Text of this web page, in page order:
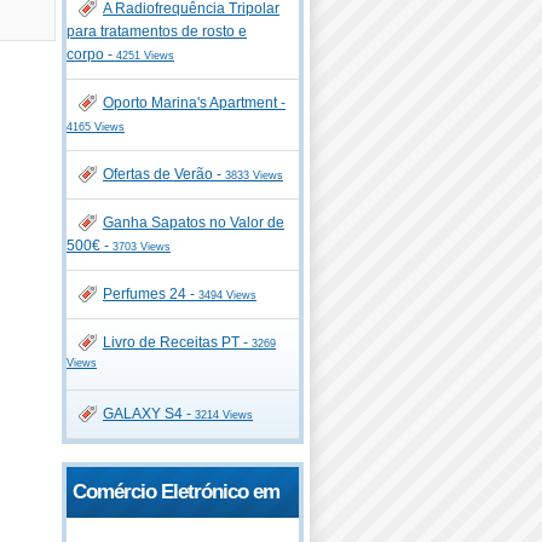
A Radiofrequência Tripolar
para tratamentos de rosto e
corpo - 4251 Views
Oporto Marina's Apartment -
4165 Views
Ofertas de Verão - 3833 Views
Ganha Sapatos no Valor de
500€ - 3703 Views
Perfumes 24 - 3494 Views
Livro de Receitas PT - 3269
Views
GALAXY S4 - 3214 Views
Comércio Eletrónico em